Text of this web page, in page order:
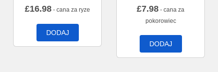
£16.98 - cana za ryze
DODAJ
£7.98 - cana za
pokorowiec
DODAJ